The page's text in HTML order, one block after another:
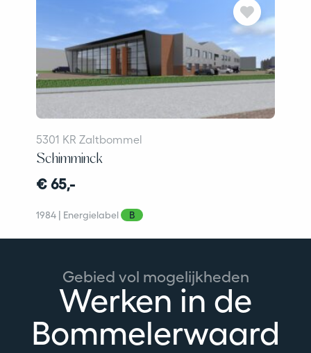
5301 KR Zaltbommel
Schimminck
€ 65,-
1984 | Energielabel B
Werken in de
Bommelerwaard
Gebied vol mogelijkheden